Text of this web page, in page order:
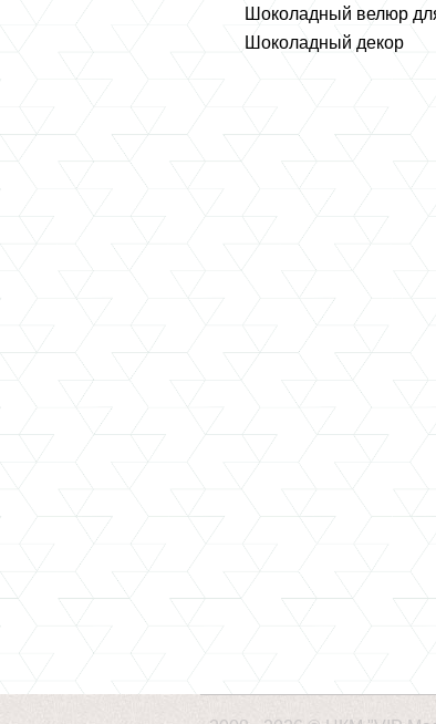
Шоколадный велюр
Шоколадный декор